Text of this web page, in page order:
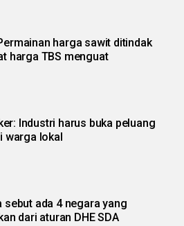
harga sawit ditindak
harga TBS menguat
Industri harus buka peluang
warga lokal
sebut ada 4 negara yang
dari aturan DHE SDA